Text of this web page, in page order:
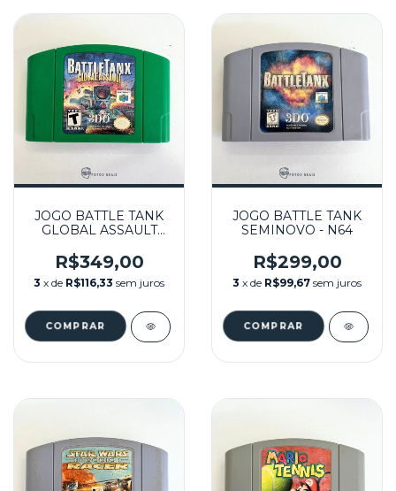
JOGO BATTLE TANK
GLOBAL ASSAULT
R$349,00
3 x de R$116,33 sem juros
JOGO BATTLE TANK
SEMINOVO - N64
R$299,00
3 x de R$99,67 sem juros